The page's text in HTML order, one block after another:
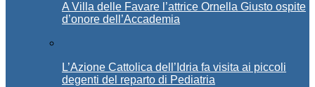
A Villa delle Favare l’attrice Ornella Giusto ospite
d’onore dell’Accademia
L’Azione Cattolica dell’Idria fa visita ai piccoli
degenti del reparto di Pediatria